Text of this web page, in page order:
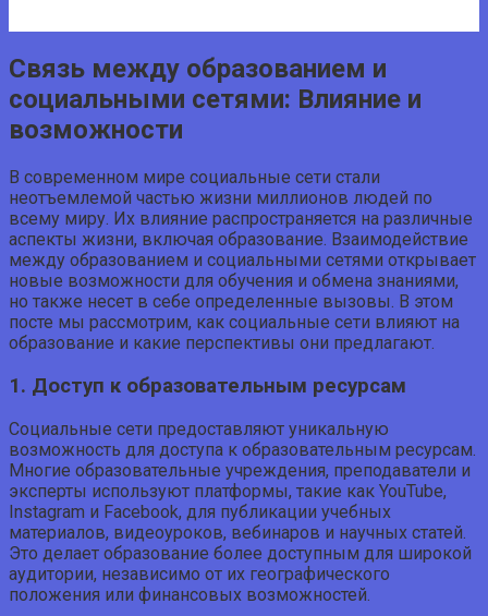
Связь между образованием и
социальными сетями: Влияние и
возможности
В современном мире социальные сети стали
неотъемлемой частью жизни миллионов людей по
всему миру. Их влияние распространяется на различные
аспекты жизни, включая образование. Взаимодействие
между образованием и социальными сетями открывает
новые возможности для обучения и обмена знаниями,
но также несет в себе определенные вызовы. В этом
посте мы рассмотрим, как социальные сети влияют на
образование и какие перспективы они предлагают.
1. Доступ к образовательным ресурсам
Социальные сети предоставляют уникальную
возможность для доступа к образовательным ресурсам.
Многие образовательные учреждения, преподаватели и
эксперты используют платформы, такие как YouTube,
Instagram и Facebook, для публикации учебных
материалов, видеоуроков, вебинаров и научных статей.
Это делает образование более доступным для широкой
аудитории, независимо от их географического
положения или финансовых возможностей.